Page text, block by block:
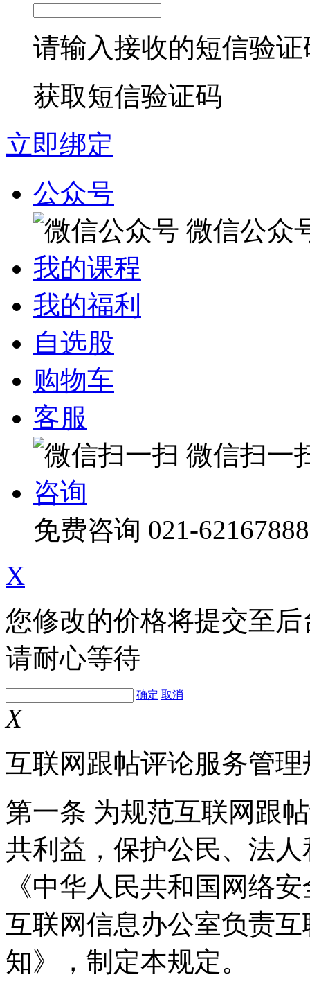
请输入接收的短信验证
获取短信验证码
立即绑定
公众号
微信公众
我的课程
我的福利
自选股
购物车
客服
微信扫一
咨询
免费咨询 021-62167888
X
您修改的价格将提交至
请耐心等待
确定 取消
X
互联网跟帖评论服务管理
第一条 为规范互联网跟
共利益，保护公民、法
《中华人民共和国网络
互联网信息办公室负责
知》，制定本规定。